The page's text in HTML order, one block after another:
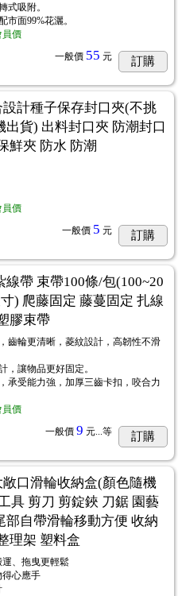
式吸附。
市面99%花灑。
員價
一般價 55 元 訂購
計種子保存封口夾(不挑
出貨) 出料封口夾 防潮封口
鮮夾 防水 防潮
員價
一般價 5 元 訂購
線帶 束帶100條/包(100~20
) 爬藤固定 藤蔓固定 扎線
膠束帶
齒輪更清晰，菱紋設計，高韌性不滑
，讓物品更好固定。
承受能力強，加厚三齒卡扣，咬合力
員價
一般價 9 元...等 訂購
口滑輪收納盒(顏色隨機
具 剪刀 剪錠鋏 刀鋸 園藝
部自帶滑輪移動方便 收納
理架 塑料盒
、拖曳更輕鬆
心應手